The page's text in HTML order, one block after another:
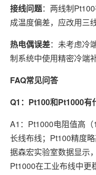
接线问题：两线制
成温度偏差，应改用三
热电偶误差：未考虑冷
制系统中使用精密冷端
FAQ常见问答
Q1：Pt100和Pt1000有
A1：Pt1000电阻值高
长线布线；Pt100精度
据森宏实验室数据显示
Pt1000在工业布线中更